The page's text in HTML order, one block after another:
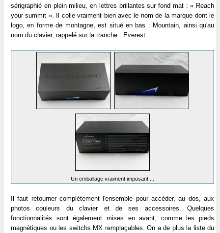
sérigraphié en plein milieu, en lettres brillantes sur fond mat : « Reach
your summit ». Il colle vraiment bien avec le nom de la marque dont le
logo, en forme de montagne, est situé en bas : Mountain, ainsi qu'au
nom du clavier, rappelé sur la tranche : Everest.
Un emballage vraiment imposant ...
Il faut retourner complètement l'ensemble pour accéder, au dos, aux
photos couleurs du clavier et de ses accessoires. Quelques
fonctionnalités sont également mises en avant, comme les pieds
magnétiques ou les switchs MX remplaçables. On a de plus la liste du